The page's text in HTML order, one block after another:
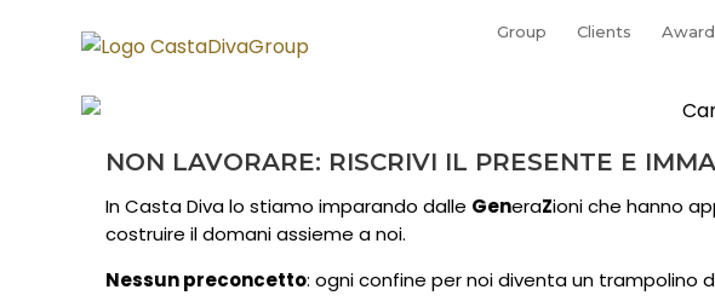
Group Clients
NON LAVORARE: RISCRIVI IL PRESENTE E
In Casta Diva lo stiamo imparando dalle GeneraZioni che hanno
costruire il domani assieme a noi.
Nessun preconcetto: ogni confine per noi diventa un trampolino